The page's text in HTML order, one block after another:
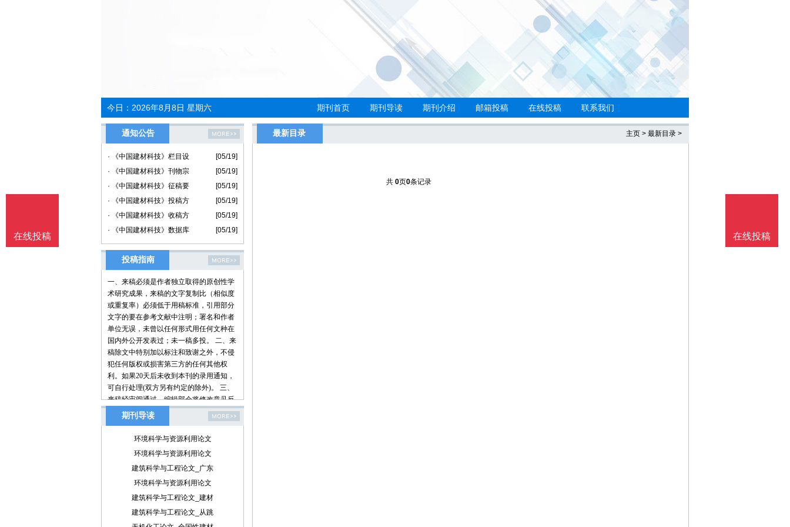
今日： 2026年8月8日 星期六 期刊首页 期刊导读 期刊介绍 邮箱投稿 在线投稿 联系我们
通知公告
· 《中国建材科技》栏目设
[05/19]
· 《中国建材科技》刊物宗
[05/19]
· 《中国建材科技》征稿要
[05/19]
· 《中国建材科技》投稿方
[05/19]
· 《中国建材科技》收稿方
[05/19]
· 《中国建材科技》数据库
[05/19]
投稿指南
一、来稿必须是作者独立取得的原创性学
术研究成果，来稿的文字复制比（相似度
或重复率）必须低于用稿标准，引用部分
文字的要在参考文献中注明；署名和作者
单位无误，未曾以任何形式用任何文种在
国内外公开发表过；未一稿多投。 二、来
稿除文中特别加以标注和致谢之外，不侵
犯任何版权或损害第三方的任何其他权
利。如果20天后未收到本刊的录用通知，
可自行处理(双方另有约定的除外)。 三、
来稿经审阅通过，编辑部会将修改意见反
馈给您，您应在收到通知7天内提交修改
稿。作者享有引用和复制该文的权利及著
作权法的其它权利。 四、一般来说，4500
文章，不能说清问题，很难保证学术质
量，本刊恕不受理。 五、论文格式及要
素：标题、作者、工作单位全称(院系处
室)、摘要、关键词、正文、注释、参考文
查看参考文献格式示例)、作者简介(100字
期刊导读
环境科学与资源利用论文
环境科学与资源利用论文
建筑科学与工程论文_广东
环境科学与资源利用论文
建筑科学与工程论文_建材
建筑科学与工程论文_从跳
最新目录 主页 > 最新目录 >
共0页0条记录
在线投稿
在线投稿